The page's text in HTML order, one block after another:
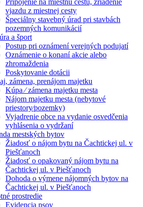
Pripojenie na miestnu cestu, zriadenie
vjazdu z miestnej cesty
Špeciálny stavebný úrad pri stavbách
pozemných komunikácií
a šport
Postup pri oznámení verejných podujatí
Oznámenie o konaní akcie alebo
zhromaždenia
Poskytovanie dotácii
zámena, prenájom majetku
Kúpa ⁄ zámena majetku mesta
Nájom majetku mesta (nebytové
priestory⁄pozemky)
Vyjadrenie obce na vydanie osvedčenia
vyhlásenia o vydržaní
mestských bytov
Žiadosť o nájom bytu na Čachtickej ul. v
Piešťanoch
Žiadosť o opakovaný nájom bytu na
Čachtickej ul. v Piešťanoch
Dohoda o výmene nájomných bytov na
Čachtickej ul. v Piešťanoch
prostredie
Evidencia psov